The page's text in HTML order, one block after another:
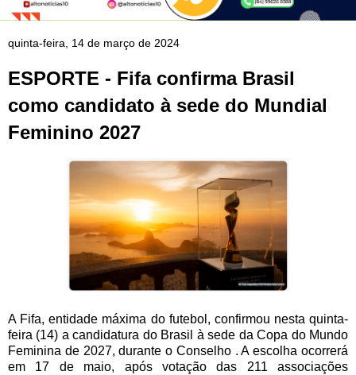
quinta-feira, 14 de março de 2024
ESPORTE - Fifa confirma Brasil
como candidato à sede do Mundial
Feminino 2027
A Fifa, entidade máxima do futebol, confirmou nesta quinta-
feira (14) a candidatura do Brasil à sede da Copa do Mundo
Feminina de 2027, durante o Conselho . A escolha ocorrerá
em 17 de maio, após votação das 211 associações